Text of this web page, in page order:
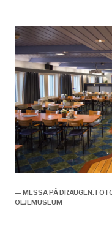
— MESSA PÅ DRAUGEN.
OLJEMUSEUM